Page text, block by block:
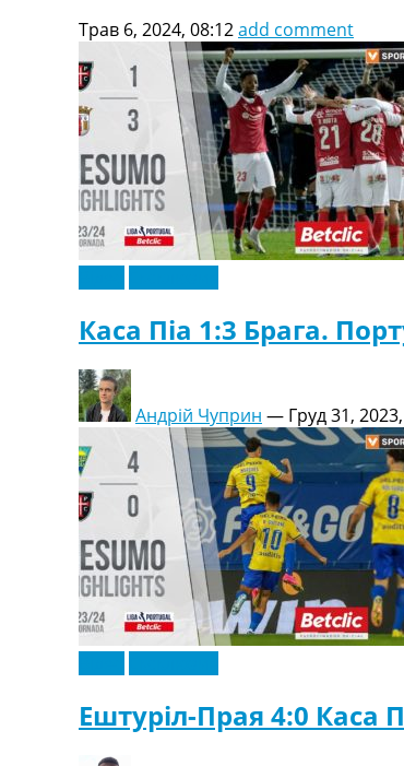
Трав 6, 2024, 08:12add comment
Каса Піа 1:3 Брага.
Андрій Чуприн — Груд 31,
Ештуріл-Прая 4:0 Каса